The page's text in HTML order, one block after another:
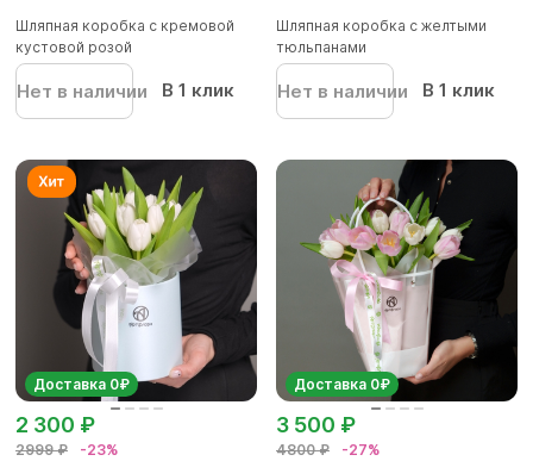
Шляпная коробка с кремовой
кустовой розой
Нет в наличии В 1 клик
Шляпная коробка с желтыми
тюльпанами
Нет в наличии В 1 клик
Доставка 0₽
2999 ₽ -23%
2 300 ₽
Доставка 0₽
4800 ₽ -27%
3 500 ₽